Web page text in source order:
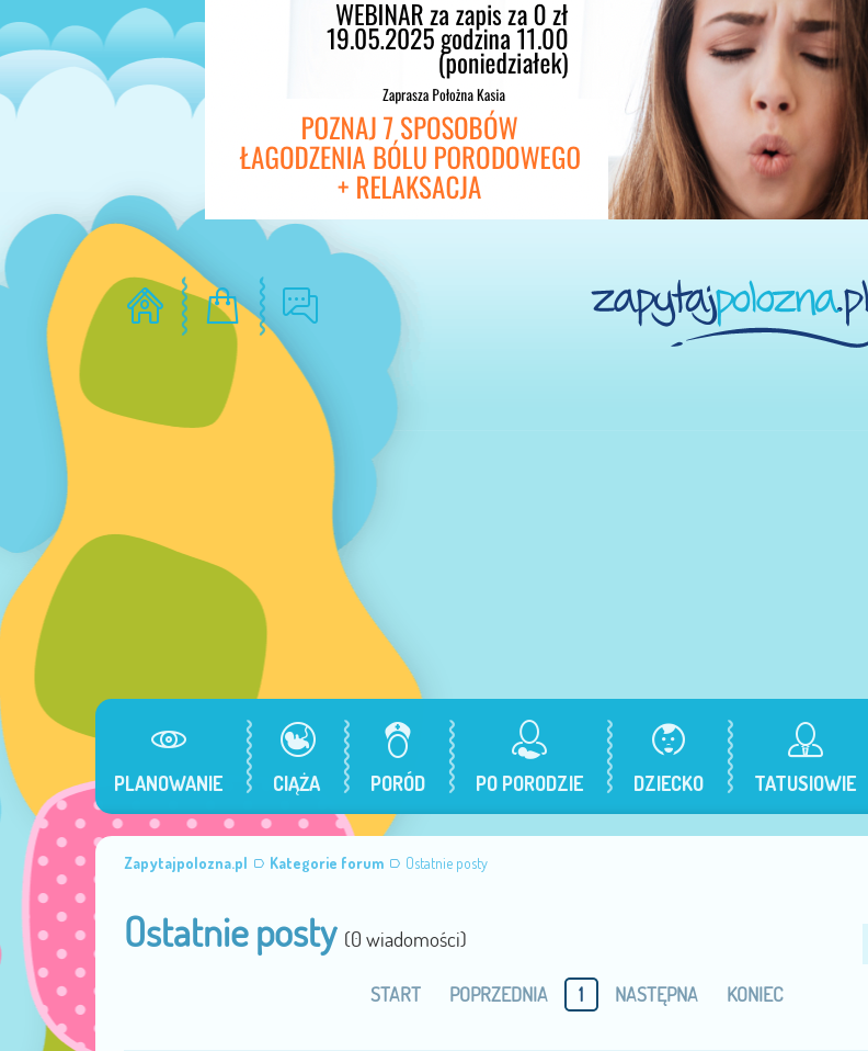
PLANOWANIE CIĄŻA PORÓD PO PORODZIE DZIECKO TATUSIOWIE
Zapytajpolozna.pl Kategorie forum Ostatnie posty
Ostatnie posty (0 wiadomości)
START POPRZEDNIA 1 NASTĘPNA KONIEC